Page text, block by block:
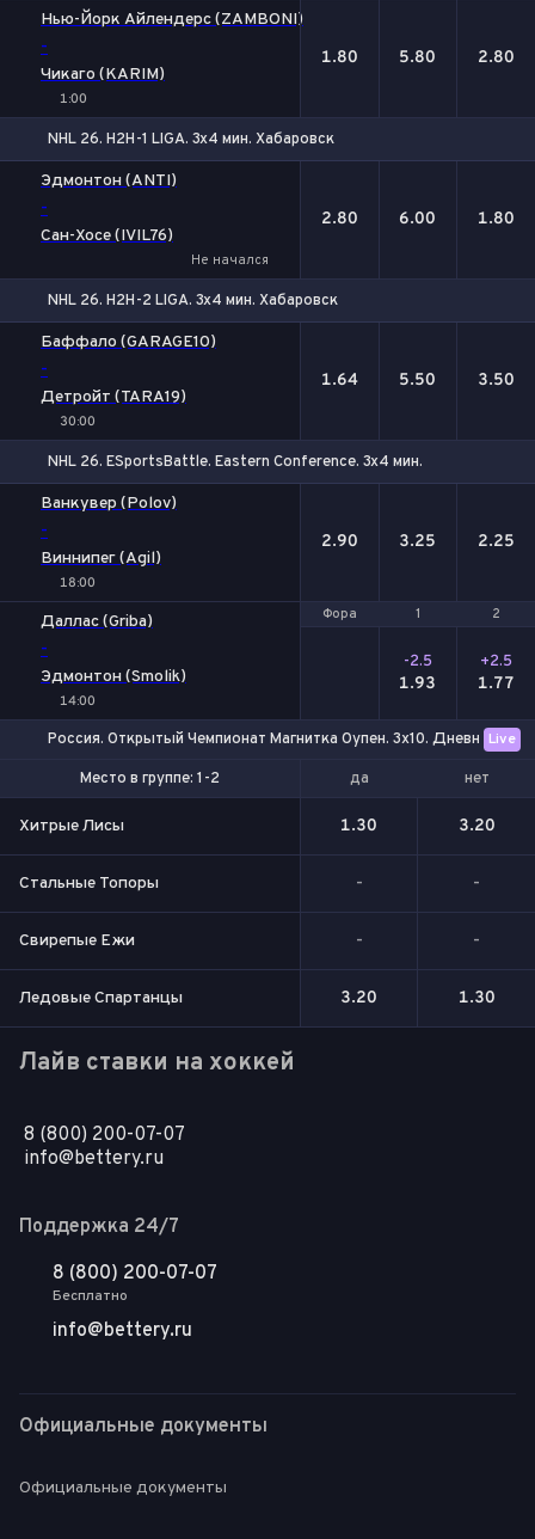
Нью-Йорк Айлендерс (ZAMBONI)
-
Чикаго (KARIM)
1:00
1.80 5.80 2.80
NHL 26. H2H-1 LIGA. 3x4 мин. Хабаровск
Эдмонтон (ANTI)
-
Сан-Хосе (IVIL76)
Не начался
2.80 6.00 1.80
NHL 26. H2H-2 LIGA. 3x4 мин. Хабаровск
Баффало (GARAGE10)
-
Детройт (TARA19)
30:00
1.64 5.50 3.50
NHL 26. ESportsBattle. Eastern Conference. 3x4 мин.
Ванкувер (Polov)
-
Виннипег (Agil)
18:00
2.90 3.25 2.25
Фора 1 2
Даллас (Griba)
-
Эдмонтон (Smolik)
14:00
Фора 1 2
-2.5
1.93
+2.5
1.77
Россия. Открытый Чемпионат Магнитка Оупен. 3x10. ДневнойLive
Место в группе: 1-2 Место в группе: 2
да нет
Хитрые Лисы 1.30 3.20
Стальные Топоры - -
Свирепые Ежи - -
Ледовые Спартанцы 3.20 1.30
Лайв ставки на хоккей
8 (800) 200-07-07
info@bettery.ru
Поддержка 24/7
8 (800) 200-07-07
Бесплатно
info@bettery.ru
Официальные документы
Официальные документы